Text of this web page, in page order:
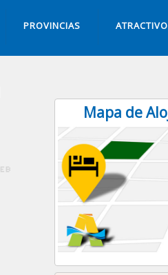
PROVINCIAS
Mapa de